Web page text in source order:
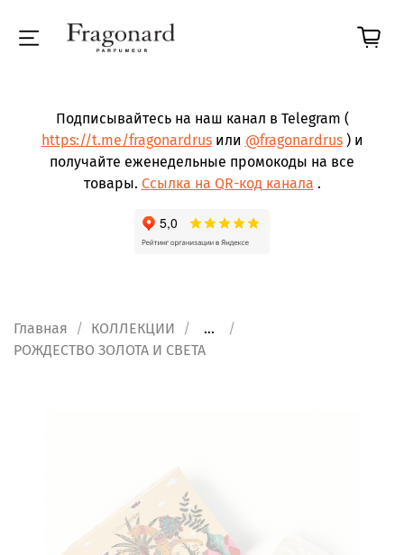
Подписывайтесь на наш канал в Telegram (
https://t.me/fragonardrusили @fragonardrus) и
получайте еженедельные промокоды на все
товары. Ссылка на QR-код канала .
Главная КОЛЛЕКЦИИ
...
РОЖДЕСТВО ЗОЛОТА И СВЕТА